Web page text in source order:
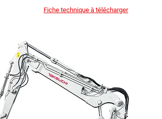
Fiche technique à télécharger